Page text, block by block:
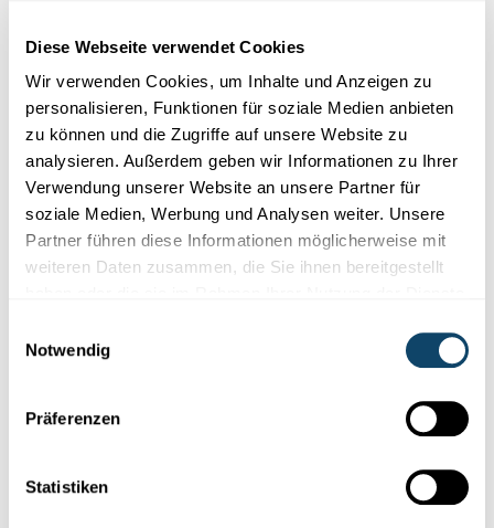
Diese Webseite verwendet Cookies
Wir verwenden Cookies, um Inhalte und Anzeigen zu
personalisieren, Funktionen für soziale Medien anbieten
zu können und die Zugriffe auf unsere Website zu
analysieren. Außerdem geben wir Informationen zu Ihrer
Verwendung unserer Website an unsere Partner für
soziale Medien, Werbung und Analysen weiter. Unsere
Partner führen diese Informationen möglicherweise mit
weiteren Daten zusammen, die Sie ihnen bereitgestellt
Notwendig
Präferenzen
Statistiken
Wat léieren d’Fuerscher vun den ale Réimer fir méi stabille
FNR